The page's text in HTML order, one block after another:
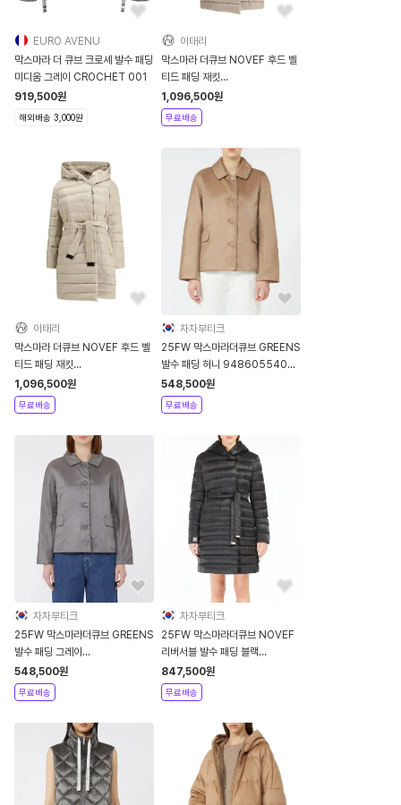
EURO AVENU
막스마라 더 큐브 크로셰 발수 패딩
미디움 그레이 CROCHET 001
919,500원
해외배송 3,000원
이태리
막스마라 더큐브 NOVEF 후드 벨
티드 패딩 재킷
2529496055600 019
1,096,500원
무료배송
이태리
막스마라 더큐브 NOVEF 후드 벨
티드 패딩 재킷
2529496055600 009
1,096,500원
무료배송
차차부티크
25FW 막스마라더큐브 GREENS
발수 패딩 허니 9486055406
023
548,500원
무료배송
차차부티크
25FW 막스마라더큐브 GREENS
발수 패딩 그레이
9486055406 024
548,500원
무료배송
차차부티크
25FW 막스마라더큐브 NOVEF
리버서블 발수 패딩 블랙
9496055506 003
847,500원
무료배송